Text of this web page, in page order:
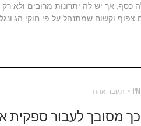
כסף, אך יש לה יתרונות מרובים ולא
צפוף וקשוח שמתנהל על פי חוקי
תגובה אחת
מסובך לעבור ספקית